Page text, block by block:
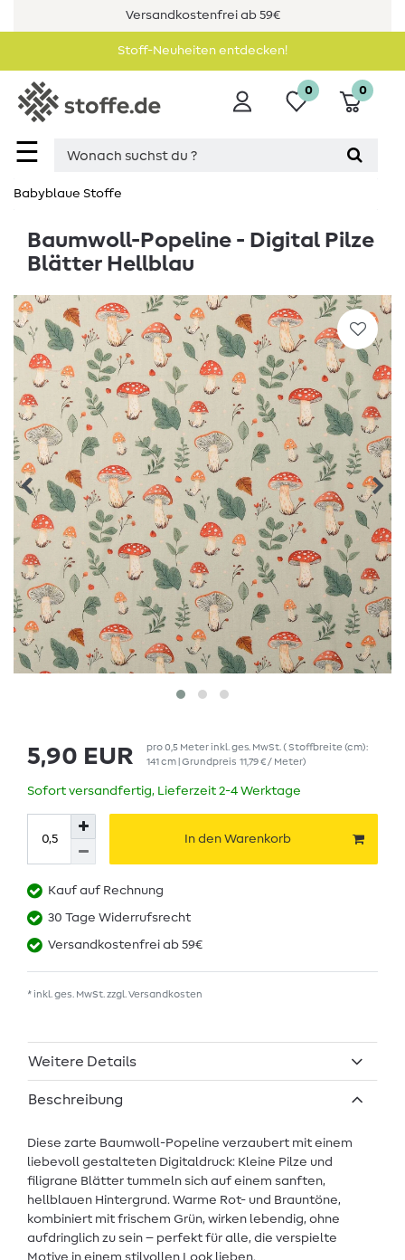
Versandkostenfrei ab 59€
Stoff-Neuheiten entdecken!
☰
0 0
Babyblaue Stoffe
Baumwoll-Popeline - Digital Pilze
Blätter Hellblau
5,90 EUR pro0,5 Meter inkl. ges. MwSt.( Stoffbreite (cm):
141 cm | Grundpreis 11,79 € / Meter)
Sofort versandfertig, Lieferzeit 2-4 Werktage
In den Warenkorb
Kauf auf Rechnung
30 Tage Widerrufsrecht
Versandkostenfrei ab 59€
* inkl. ges. MwSt. zzgl.Versandkosten
Weitere Details
Beschreibung
Diese zarte Baumwoll-Popeline verzaubert mit einem
liebevoll gestalteten Digitaldruck: Kleine Pilze und
filigrane Blätter tummeln sich auf einem sanften,
hellblauen Hintergrund. Warme Rot- und Brauntöne,
kombiniert mit frischem Grün, wirken lebendig, ohne
aufdringlich zu sein – perfekt für alle, die verspielte
Motive in einem stilvollen Look lieben.